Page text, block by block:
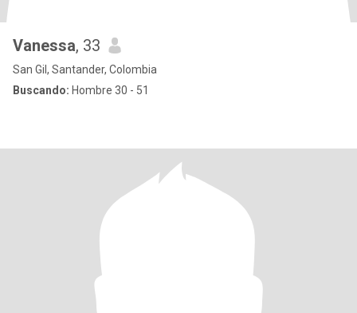
Vanessa, 33
San Gil, Santander, Colombia
Buscando: Hombre 30 - 51